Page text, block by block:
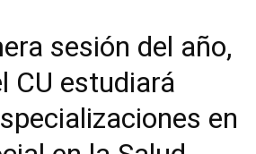
sesión del año,
CU estudiará
en